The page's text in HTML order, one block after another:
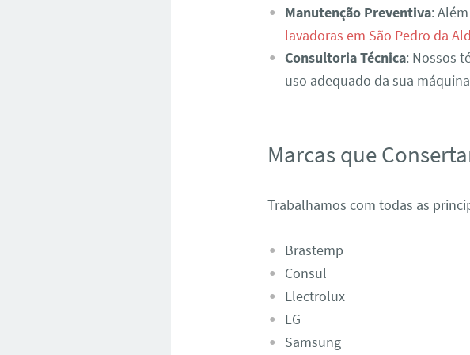
Manutenção Preventiva:
lavadoras em São Pedro da
Consultoria Técnica: Nossos
uso adequado da sua
Marcas que
Trabalhamos com todas as
Brastemp
Consul
Electrolux
LG
Samsung